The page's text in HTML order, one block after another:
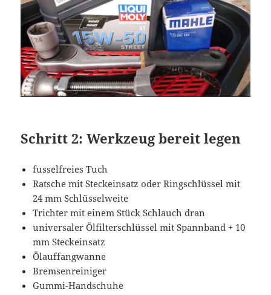
Schritt 2: Werkzeug bereit legen
fusselfreies Tuch
Ratsche mit Steckeinsatz oder Ringschlüssel mit
24 mm Schlüsselweite
Trichter mit einem Stück Schlauch dran
universaler Ölfilterschlüssel mit Spannband + 10
mm Steckeinsatz
Ölauffangwanne
Bremsenreiniger
Gummi-Handschuhe